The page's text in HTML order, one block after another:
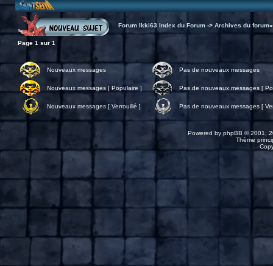
Forum Ikki63 Index du Forum-> Archives du forum
Page 1 sur 1
Nouveaux messages Pas de nouveaux messages
Nouveaux messages [ Populaire ] Pas de nouveaux messages [
Nouveaux messages [ Verrouillé ] Pas de nouveaux messages [
Powered by phpBB © 2001,
Thème